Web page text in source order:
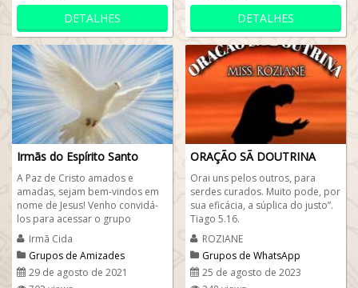
DETALHES DETALHES
Irmãs do Espírito Santo
A Paz de Cristo amados e
amadas, sejam bem-vindos em
nome de Jesus! Venho convidá-
los para acessar o grupo
whatsapp evangélicos de oração
Irmãs do...
Irmã Cida
Grupos de Amizades
29 de agosto de 2021
ORAÇÃO SÃ DOUTRINA
Orai uns pelos outros, para
serdes curados. Muito pode, por
sua eficácia, a súplica do justo”.
Tiago 5.16.
ROZIANE
Grupos de WhatsApp
evangélicos
25 de agosto de 2023